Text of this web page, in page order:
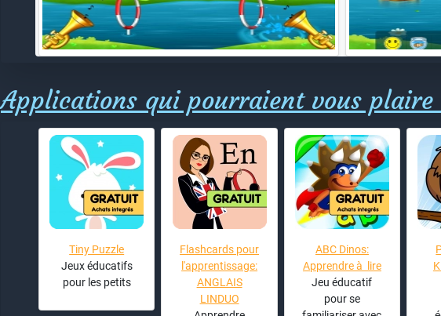
Applications qui pourraient vous plaire
Tiny Puzzle
Jeux éducatifs
pour les petits
Flashcards pour
l'apprentissage:
ANGLAIS
LINDUO
ABC Dinos:
Apprendre à lire
Jeu éducatif
pour se